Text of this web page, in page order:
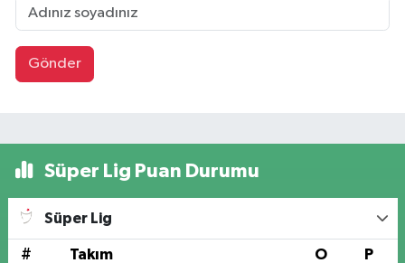
Gönder
Süper Lig Puan Durumu
Süper Lig
# Takım O P